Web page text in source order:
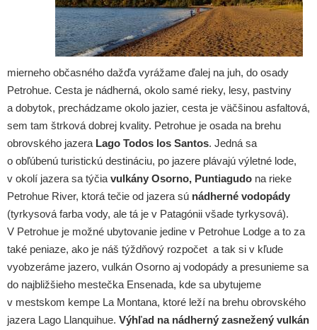
mierneho občasného dažďa vyrážame ďalej na juh, do osady
Petrohue. Cesta je nádherná, okolo samé rieky, lesy, pastviny
a dobytok, prechádzame okolo jazier, cesta je väčšinou asfaltová,
sem tam štrková dobrej kvality. Petrohue je osada na brehu
obrovského jazera Lago Todos los Santos. Jedná sa
o obľúbenú turistickú destináciu, po jazere plávajú výletné lode,
v okolí jazera sa týčia vulkány Osorno, Puntiagudo na rieke
Petrohue River, ktorá tečie od jazera sú nádherné vodopády
(tyrkysová farba vody, ale tá je v Patagónii všade tyrkysová).
V Petrohue je možné ubytovanie jedine v Petrohue Lodge a to za
také peniaze, ako je náš týždňový rozpočet a tak si v kľude
vyobzeráme jazero, vulkán Osorno aj vodopády a presunieme sa
do najbližšieho mestečka Ensenada, kde sa ubytujeme
v mestskom kempe La Montana, ktoré leží na brehu obrovského
jazera Lago Llanquihue. Výhľad na nádherný zasnežený vulkán